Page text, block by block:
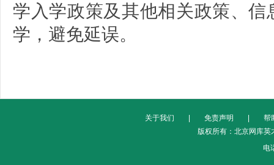
学入学政策及其他相关政策、
学，避免延误。
关于我们 免责声明
帮
版权所有：北京网库
电